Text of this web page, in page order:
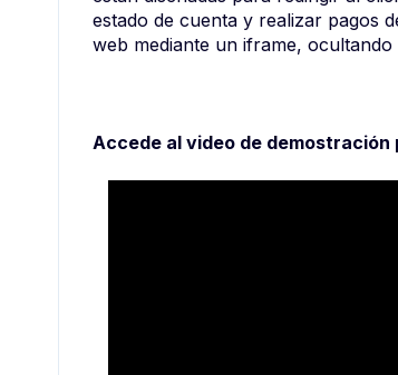
estado de cuenta y realizar pagos
web mediante un iframe,
Accede al video de